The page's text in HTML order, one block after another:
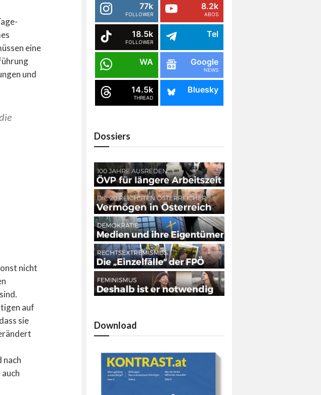
eine
und
nicht
auf
sie
nach
77k
FOLLOWER
8.2k
ABOS
18.5k
FOLLOWER
Tel
WA Google
NEWS
14.5k
THREAD
Bluesky
Dossiers
Download